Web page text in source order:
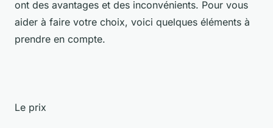
ont des avantages et des inconvénients. Pour vous
aider à faire votre choix, voici quelques éléments à
prendre en compte.
Le prix